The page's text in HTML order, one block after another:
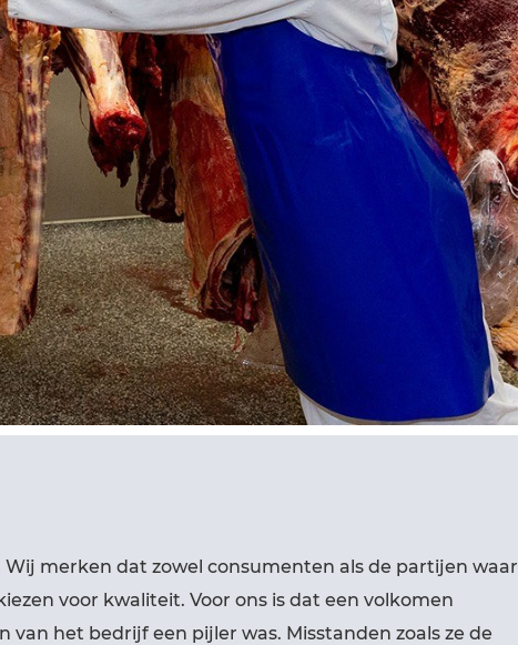
Wij merken dat zowel consumenten als de partijen waar
voor kwaliteit. Voor ons is dat een volkomen
het bedrijf een pijler was. Misstanden zoals ze de